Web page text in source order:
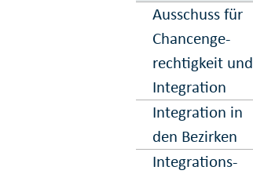
Ausschuss für
Chancen­ge­
rechtig­keit und
In­te­gration
Integration in
den Bezirken
Integrations­